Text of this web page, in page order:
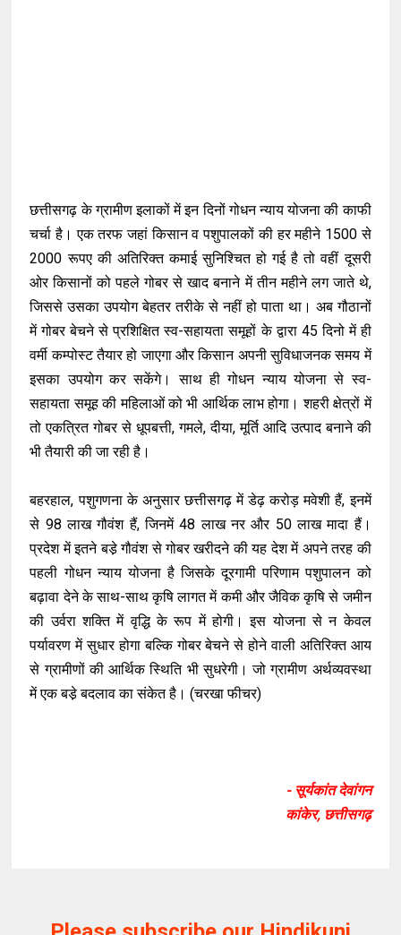
छत्तीसगढ़ के ग्रामीण इलाकों में इन दिनों गोधन न्याय योजना की काफी
चर्चा है। एक तरफ जहां किसान व पशुपालकों की हर महीने 1500 से
2000 रूपए की अतिरिक्त कमाई सुनिश्चित हो गई है तो वहीं दूसरी
ओर किसानों को पहले गोबर से खाद बनाने में तीन महीने लग जाते थे,
जिससे उसका उपयोग बेहतर तरीके से नहीं हो पाता था। अब गौठानों
में गोबर बेचने से प्रशिक्षित स्व-सहायता समूहों के द्वारा 45 दिनो में ही
वर्मी कम्पोस्ट तैयार हो जाएगा और किसान अपनी सुविधाजनक समय में
इसका उपयोग कर सकेंगे। साथ ही गोधन न्याय योजना से स्व-
सहायता समूह की महिलाओं को भी आर्थिक लाभ होगा। शहरी क्षेत्रों में
तो एकत्रित गोबर से धूपबत्ती, गमले, दीया, मूर्ति आदि उत्पाद बनाने की
भी तैयारी की जा रही है।
बहरहाल, पशुगणना के अनुसार छत्तीसगढ़ में डेढ़ करोड़ मवेशी हैं, इनमें
से 98 लाख गौवंश हैं, जिनमें 48 लाख नर और 50 लाख मादा हैं।
प्रदेश में इतने बडे़ गौवंश से गोबर खरीदने की यह देश में अपने तरह की
पहली गोधन न्याय योजना है जिसके दूरगामी परिणाम पशुपालन को
बढ़ावा देने के साथ-साथ कृषि लागत में कमी और जैविक कृषि से जमीन
की उर्वरा शक्ति में वृद्धि के रूप में होगी। इस योजना से न केवल
पर्यावरण में सुधार होगा बल्कि गोबर बेचने से होने वाली अतिरिक्त आय
से ग्रामीणों की आर्थिक स्थिति भी सुधरेगी। जो ग्रामीण अर्थव्यवस्था
में एक बडे़ बदलाव का संकेत है। (चरखा फीचर)
- सूर्यकांत देवांगन
कांकेर, छत्तीसगढ़